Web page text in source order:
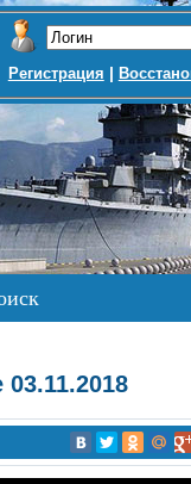
Регистрация |